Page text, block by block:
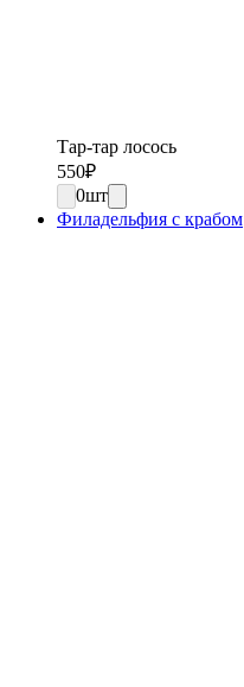
Тар-тар лосось
550₽
0шт
Филадельфия с крабом